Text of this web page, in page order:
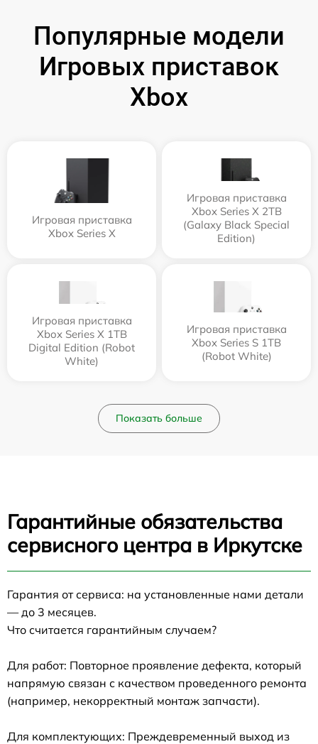
Популярные модели
Игровых приставок
Xbox
Игровая приставка
Xbox Series X
Игровая приставка
Xbox Series X 2TB
(Galaxy Black Special
Edition)
Игровая приставка
Xbox Series X 1TB
Digital Edition (Robot
White)
Игровая приставка
Xbox Series S 1TB
(Robot White)
Показать больше
Гарантийные обязательства
сервисного центра в Иркутске
Гарантия от сервиса: на установленные нами детали
— до 3 месяцев.
Что считается гарантийным случаем?
Для работ: Повторное проявление дефекта, который
напрямую связан с качеством проведенного ремонта
(например, некорректный монтаж запчасти).
Для комплектующих: Преждевременный выход из